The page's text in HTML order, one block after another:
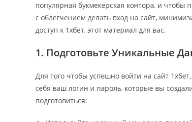
популярная букмекерская контора, и чтобы
с облегчением делать вход на сайт,
доступ к 1хбет, этот материал для вас.
1. Подготовьте Уникальные
Для того чтобы успешно войти на сайт
себя ваш логин и пароль, которые вы
подготовиться: